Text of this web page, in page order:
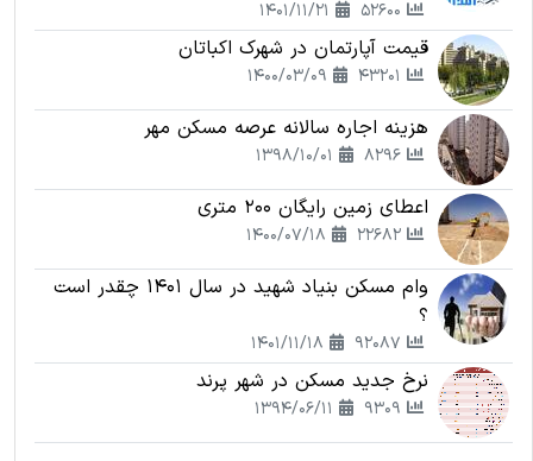
قیمت آپارتمان در شهرک اکباتان
هزینه اجاره سالانه عرصه مسکن مهر
اعطای زمین رایگان 200 متری
وام مسکن بنیاد شهید در سال 1401 چقدر است
؟
نرخ جدید مسکن در شهر پرند